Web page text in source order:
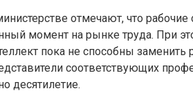
отмечают, что
момент на рынке труда. При
пока не способны заменить
соответствующих
десятилетие.